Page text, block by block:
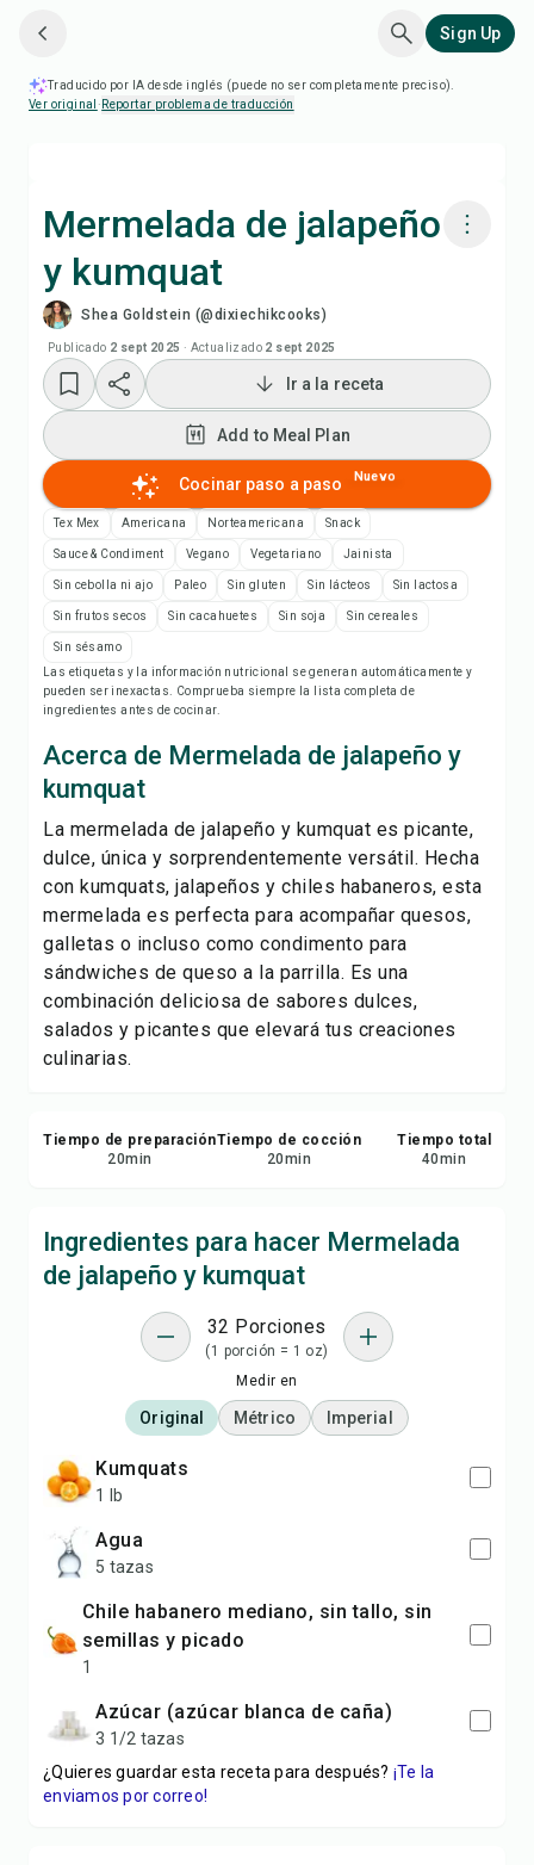
Sign Up
Traducido por IA desde inglés (puede no ser completamente preciso).
Ver original · Reportar problema de traducción
Mermelada de jalapeño
y kumquat
Shea Goldstein (@dixiechikcooks)
Publicado 2 sept 2025 · Actualizado 2 sept 2025
Cocinar con Chefadora AI
Add to Meal Plan
Add to Shopping List
Notas de la receta
Compartir
Ir a la receta
Add to Meal Plan
Cocinar paso a paso Nuevo
Tex Mex Americana Norteamericana Snack
Sauce & Condiment Vegano Vegetariano Jainista
Sin cebolla ni ajo Paleo Sin gluten Sin lácteos Sin lactosa
Sin frutos secos Sin cacahuetes Sin soja Sin cereales
Sin sésamo
Las etiquetas y la información nutricional se generan automáticamente y
pueden ser inexactas. Comprueba siempre la lista completa de
ingredientes antes de cocinar.
Acerca de Mermelada de jalapeño y
kumquat
La mermelada de jalapeño y kumquat es picante,
dulce, única y sorprendentemente versátil. Hecha
con kumquats, jalapeños y chiles habaneros, esta
mermelada es perfecta para acompañar quesos,
galletas o incluso como condimento para
sándwiches de queso a la parrilla. Es una
combinación deliciosa de sabores dulces,
salados y picantes que elevará tus creaciones
culinarias.
Tiempo de preparación
20min
Tiempo de cocción
20min
Tiempo total
40min
Ingredientes para hacer Mermelada
de jalapeño y kumquat
32 Porciones
(1 porción = 1 oz)
Medir en
Original Métrico Imperial
kumquats
1 lb
agua
5 tazas
chile habanero mediano, sin tallo, sin
semillas y picado
1
azúcar (azúcar blanca de caña)
3 1/2 tazas
¿Quieres guardar esta receta para después? ¡Te la
enviamos por correo!